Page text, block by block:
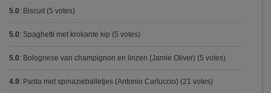
5.0: Biscuit (5 votes)
5.0: Spaghetti met krokante kip (5 votes)
5.0: Bolognese van champignon en linzen (Jamie Oliver) (5 votes)
4.9: Pasta met spinazieballetjes (Antonio Carluccio) (21 votes)